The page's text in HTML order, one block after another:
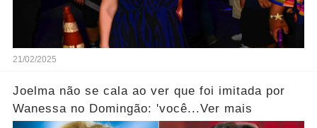
21/02/2025
Joelma não se cala ao ver que foi imitada por
Wanessa no Domingão: 'você...Ver mais